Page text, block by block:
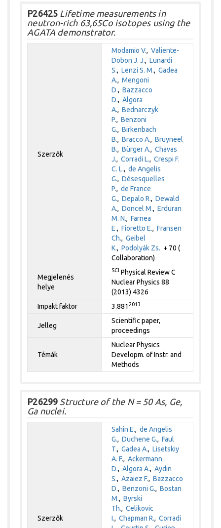
P26425 Lifetime measurements in
neutron-rich 63,65Co isotopes using the
AGATA demonstrator.
Szerzők
Modamio V.,Valiente-
Dobon J. J.,Lunardi
S.,Lenzi S. M.,Gadea
A.,Mengoni
D.,Bazzacco
D.,Algora
A.,Bednarczyk
P.,Benzoni
G.,Birkenbach
B.,Bracco A.,Bruyneel
B.,Bürger A.,Chavas
J.,Corradi L.,Crespi F.
C. L.,de Angelis
G.,Désesquelles
P.,de France
G.,Depalo R.,Dewald
A.,Doncel M.,Erduran
M. N.,Farnea
E.,Fioretto E.,Fransen
Ch.,Geibel
K.,Podolyák Zs. + 70 (
Collaboration)
Megjelenés
helye
SCI Physical Review C
Nuclear Physics 88
(2013) 4326
Impakt faktor
3.881 2013
Jelleg
Scientific paper,
proceedings
Témák
Nuclear Physics
Developm. of Instr. and
Methods
P26299 Structure of the N = 50 As, Ge,
Ga nuclei.
Szerzők
Sahin E.,de Angelis
G.,Duchene G.,Faul
T.,Gadea A.,Lisetskiy
A. F.,Ackermann
D.,Algora A.,Aydin
S.,Azaiez F.,Bazzacco
D.,Benzoni G.,Bostan
M.,Byrski
Th.,Celikovic
I.,Chapman R.,Corradi